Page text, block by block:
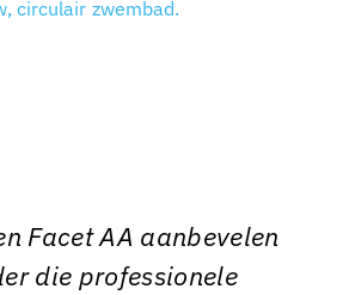
circulair zwembad.
Facet AA aanbevelen
die professionele